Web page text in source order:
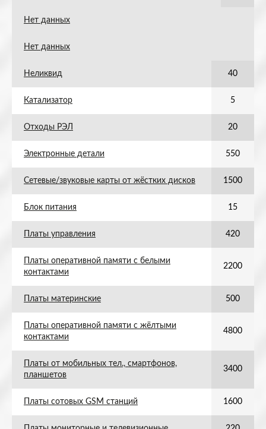
Нет данных
Нет данных
Неликвид 40
Катализатор 5
Отходы РЭЛ 20
Электронные детали 550
Сетевые/звуковые карты от жёстких дисков 1500
Блок питания 15
Платы управления 420
Платы оперативной памяти с белыми
контактами
2200
Платы материнские 500
Платы оперативной памяти с жёлтыми
контактами
4800
Платы от мобильных тел., смартфонов,
планшетов
3400
Платы сотовых GSM станций 1600